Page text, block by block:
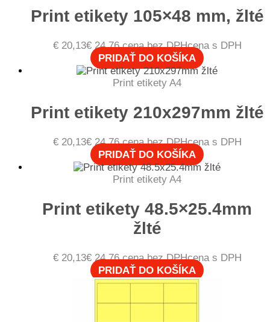
Print etikety 105×48 mm, žlté
€20,13€24,76 cena bez DPHcena s DPH
PRIDAŤ DO KOŠÍKA
Print etikety A4
Print etikety 210x297mm žlté
€20,13€24,76 cena bez DPHcena s DPH
PRIDAŤ DO KOŠÍKA
Print etikety A4
Print etikety 48.5×25.4mm
žlté
€20,13€24,76 cena bez DPHcena s DPH
PRIDAŤ DO KOŠÍKA